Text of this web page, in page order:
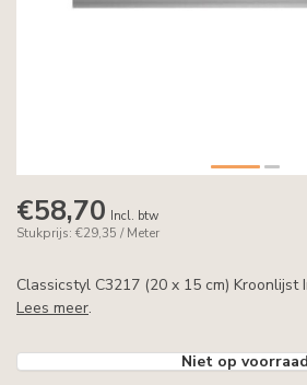
€58,70 Incl. btw
Stukprijs: €29,35 / Meter
Classicstyl C3217 (20 x 15 cm) Kroonlijst
Lees meer.
Niet op voorraad